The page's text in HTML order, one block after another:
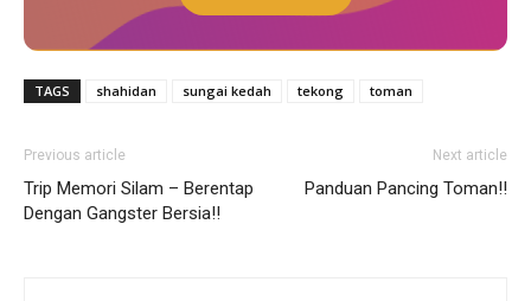
TAGS shahidan sungai kedah tekong toman
Previous article
Trip Memori Silam – Berentap
Dengan Gangster Bersia!!
Next article
Panduan Pancing Toman!!